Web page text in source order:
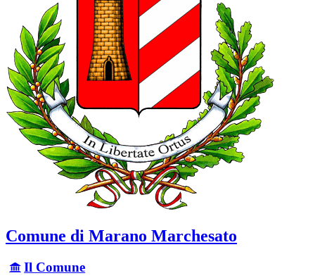
Comune di Marano Marchesato
Il Comune